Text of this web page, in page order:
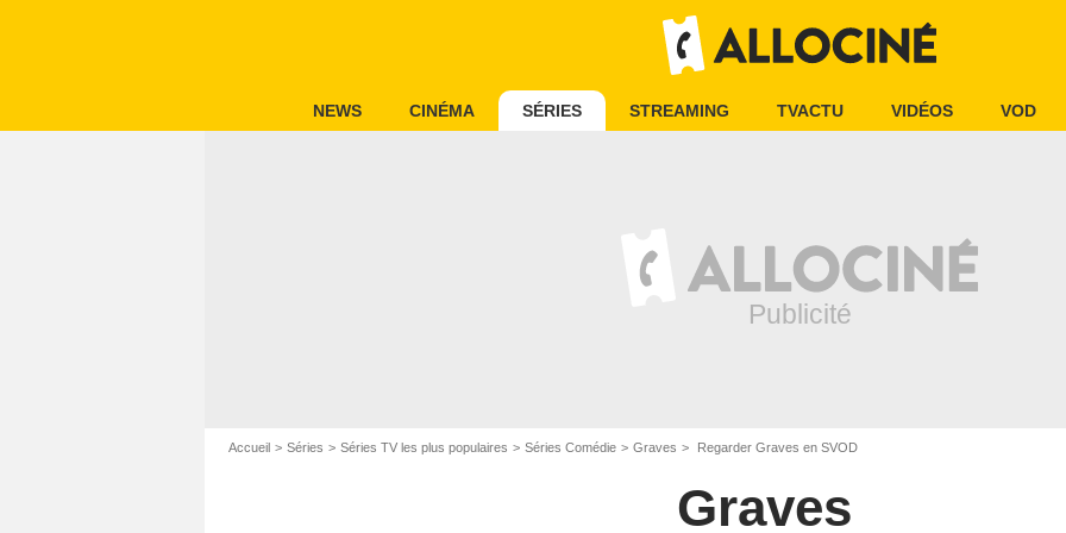
NEWS CINÉMA SÉRIES STREAMING TVACTU VIDÉOS VOD
Accueil Séries Séries TV les plus populaires Séries Comédie Graves Regarder Graves en SVOD
Graves